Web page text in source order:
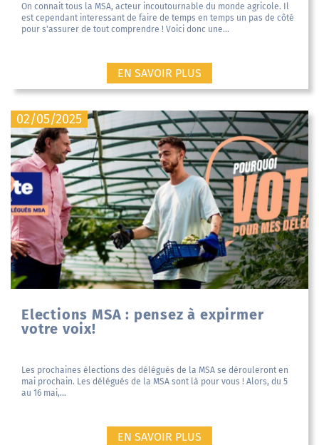
On connait tous la MSA, acteur incoutournable du monde agricole. Il
est cependant interessant de faire de temps en temps un pas de côté
pour s'assurer de tout comprendre ! Voici donc une...
EN SAVOIR PLUS
02/05/2025
Elections MSA : pensez à expirmer
votre voix!
Les prochaines élections des délégués de la MSA se dérouleront en
mai prochain. Les délégués de la MSA sont là pour vous ! Alors, du 5
au 16 mai,...
EN SAVOIR PLUS